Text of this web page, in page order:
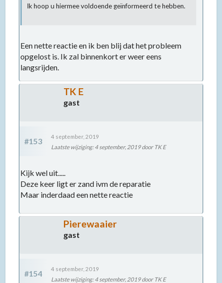
Ik hoop u hiermee voldoende geïnformeerd te hebben.
Een nette reactie en ik ben blij dat het probleem
opgelost is. Ik zal binnenkort er weer eens
langsrijden.
TK E
gast
#153
4 september, 2019
Laatste wijziging:4 september, 2019door TK E
Kijk wel uit.....
Deze keer ligt er zand ivm de reparatie
Maar inderdaad een nette reactie
Pierewaaier
gast
#154
4 september, 2019
Laatste wijziging:4 september, 2019door TK E